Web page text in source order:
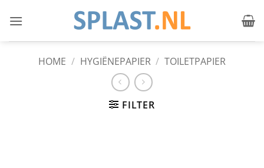
naar
HOME / HYGIËNEPAPIER / TOILETPAPIER
FILTER